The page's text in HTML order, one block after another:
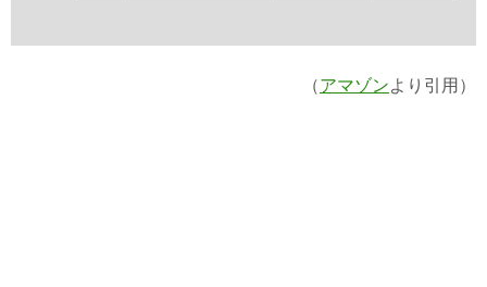
（アマゾンより引用）